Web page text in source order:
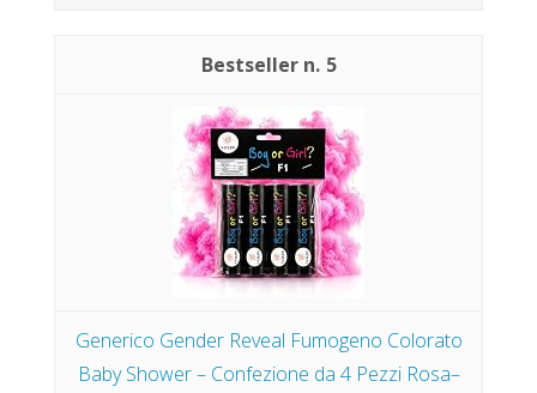
5
Generico Gender Reveal Fumogeno Colorato
Baby Shower – Confezione da 4 Pezzi Rosa–